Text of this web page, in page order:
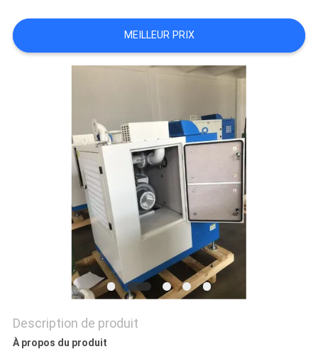
CITATION
PRIVACY
MEILLEUR PRIX
Description de produit
À propos du produit